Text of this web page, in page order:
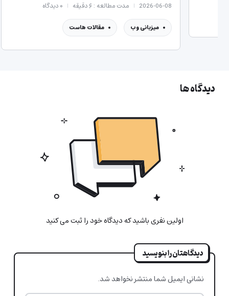
مدت مطالعه : ۵ دقیقه ۰دیدگاه
مقالات هاست
دیدگاه ها
اولین نفری باشید که دیدگاه خود را ثبت می کنید
دیدگاهتان را بنویسید
نشانی ایمیل شما منتشر نخواهد شد.